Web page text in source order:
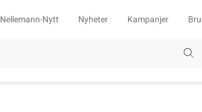
Nellemann-Nytt Nyheter Kampanjer